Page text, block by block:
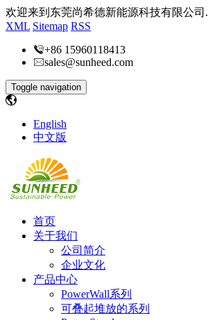
欢迎来到东莞尚希德新能源科技有限公司.
XML Sitemap RSS
+86 15960118413
sales@sunheed.com
Toggle navigation
English
中文版
首页
关于我们
公司简介
企业文化
产品中心
PowerWall系列
可叠起堆放的系列